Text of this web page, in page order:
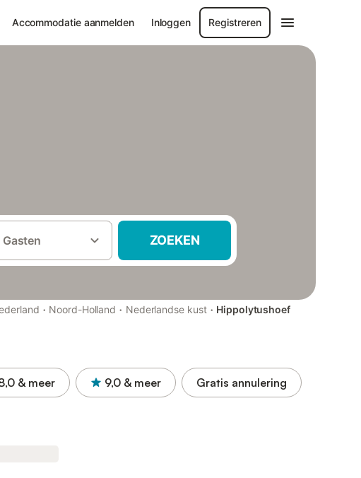
Accommodatie aanmelden Inloggen Registreren
Gasten ZOEKEN
· Noord-Holland · Nederlandse kust · Hippolytushoef
& meer 9,0 & meer Gratis annulering